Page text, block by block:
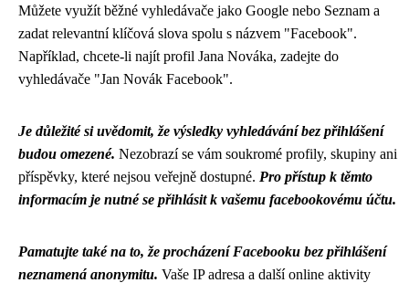
Můžete využít běžné vyhledávače jako Google nebo Seznam a
zadat relevantní klíčová slova spolu s názvem "Facebook".
Například, chcete-li najít profil Jana Nováka, zadejte do
vyhledávače "Jan Novák Facebook".
Je důležité si uvědomit, že výsledky vyhledávání bez přihlášení
budou omezené. Nezobrazí se vám soukromé profily, skupiny ani
příspěvky, které nejsou veřejně dostupné. Pro přístup k těmto
informacím je nutné se přihlásit k vašemu facebookovému účtu.
Pamatujte také na to, že procházení Facebooku bez přihlášení
neznamená anonymitu. Vaše IP adresa a další online aktivity